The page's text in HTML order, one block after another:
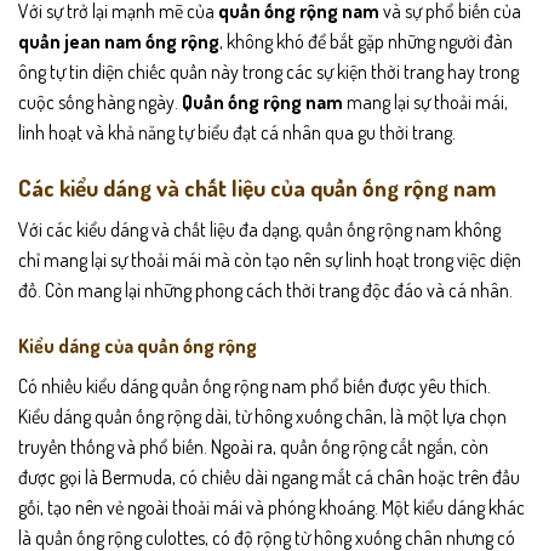
Với sự trở lại mạnh mẽ của quần ống rộng nam và sự phổ biến của
quần jean nam ống rộng, không khó để bắt gặp những người đàn
ông tự tin diện chiếc quần này trong các sự kiện thời trang hay trong
cuộc sống hàng ngày. Quần ống rộng nam mang lại sự thoải mái,
linh hoạt và khả năng tự biểu đạt cá nhân qua gu thời trang.
Các kiểu dáng và chất liệu của quần ống rộng nam
Với các kiểu dáng và chất liệu đa dạng, quần ống rộng nam không
chỉ mang lại sự thoải mái mà còn tạo nên sự linh hoạt trong việc diện
đồ. Còn mang lại những phong cách thời trang độc đáo và cá nhân.
Kiểu dáng của quần ống rộng
Có nhiều kiểu dáng quần ống rộng nam phổ biến được yêu thích.
Kiểu dáng quần ống rộng dài, từ hông xuống chân, là một lựa chọn
truyền thống và phổ biến. Ngoài ra, quần ống rộng cắt ngắn, còn
được gọi là Bermuda, có chiều dài ngang mắt cá chân hoặc trên đầu
gối, tạo nên vẻ ngoài thoải mái và phóng khoáng. Một kiểu dáng khác
là quần ống rộng culottes, có độ rộng từ hông xuống chân nhưng có